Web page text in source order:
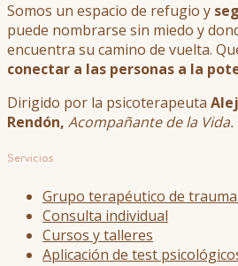
Somos un espacio de refugio y
puede nombrarse sin miedo y
encuentra su camino de vuelta.
conectar a las personas a la
Dirigido por la psicoterapeuta
Rendón, Acompañante de la Vida.
Servicios
Grupo terapéutico de trauma
Consulta individual
Cursos y talleres
Aplicación de test